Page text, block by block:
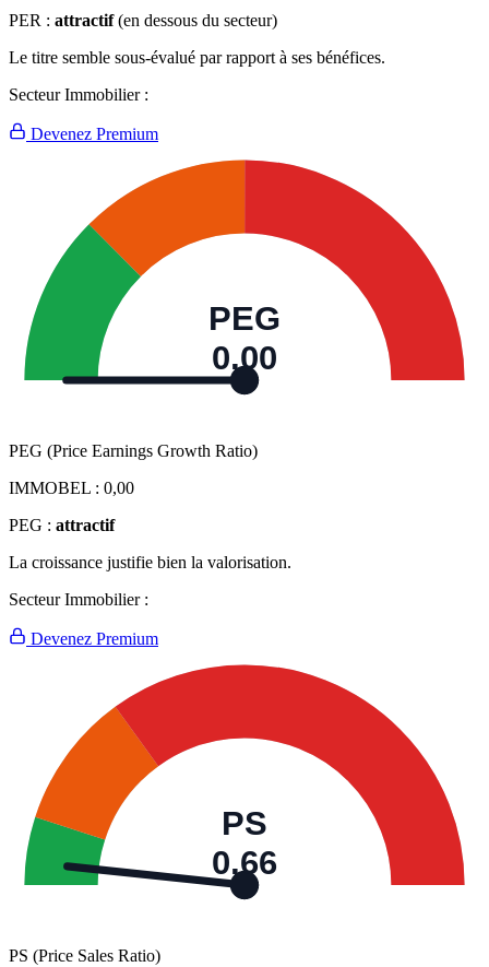
PER : attractif (en dessous du secteur)
Le titre semble sous-évalué par rapport à ses bénéfices.
Secteur Immobilier :
Devenez Premium
PEG
0,00
PEG (Price Earnings Growth Ratio)
IMMOBEL : 0,00
PEG : attractif
La croissance justifie bien la valorisation.
Secteur Immobilier :
Devenez Premium
PS
0,66
PS (Price Sales Ratio)